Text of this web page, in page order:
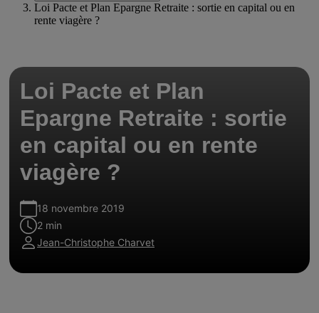
Loi Pacte et Plan Epargne Retraite : sortie en capital ou en
rente viagère ?
Loi Pacte et Plan
Epargne Retraite : sortie
en capital ou en rente
viagère ?
18 novembre 2019
2 min
Jean-Christophe Charvet